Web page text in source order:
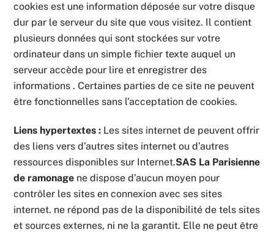
cookies est une information déposée sur votre disque
dur par le serveur du site que vous visitez. Il contient
plusieurs données qui sont stockées sur votre
ordinateur dans un simple fichier texte auquel un
serveur accède pour lire et enregistrer des
informations . Certaines parties de ce site ne peuvent
être fonctionnelles sans l’acceptation de cookies.
Liens hypertextes : Les sites internet de peuvent offrir
des liens vers d’autres sites internet ou d’autres
ressources disponibles sur Internet.SAS La Parisienne
de ramonage ne dispose d’aucun moyen pour
contrôler les sites en connexion avec ses sites
internet. ne répond pas de la disponibilité de tels sites
et sources externes, ni ne la garantit. Elle ne peut être